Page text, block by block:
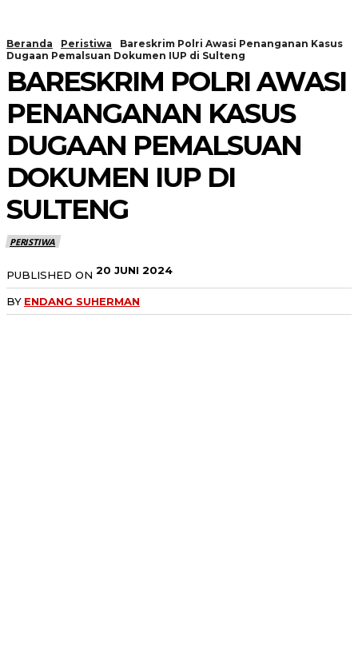
Beranda Peristiwa
Bareskrim Polri Awasi Penanganan Kasus
Dugaan Pemalsuan Dokumen IUP di Sulteng
BARESKRIM POLRI AWASI
PENANGANAN KASUS
DUGAAN PEMALSUAN
DOKUMEN IUP DI
SULTENG
PERISTIWA
PUBLISHED ON 20 JUNI 2024
BY ENDANG SUHERMAN